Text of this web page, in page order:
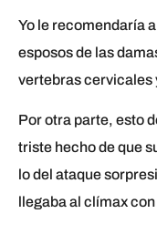
Yo le recomendaría
esposos de las
vertebras cervicales
Por otra parte, esto
triste hecho de que
lo del ataque
llegaba al clímax